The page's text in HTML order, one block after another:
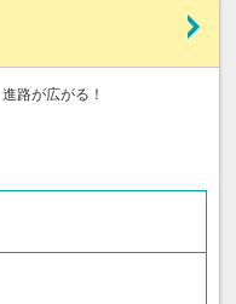
路が広がる！